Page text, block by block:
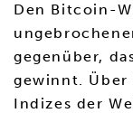
Den Bitcoin-
gegenüber,
gewinnt. Über
Indizes der